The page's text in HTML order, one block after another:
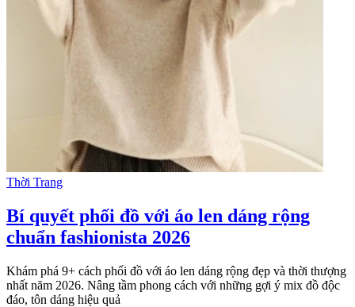
Thời Trang
Bí quyết phối đồ với áo len dáng rộng
chuẩn fashionista 2026
Khám phá 9+ cách phối đồ với áo len dáng rộng đẹp và thời thượng
nhất năm 2026. Nâng tầm phong cách với những gợi ý mix đồ độc
đáo, tôn dáng hiệu quả